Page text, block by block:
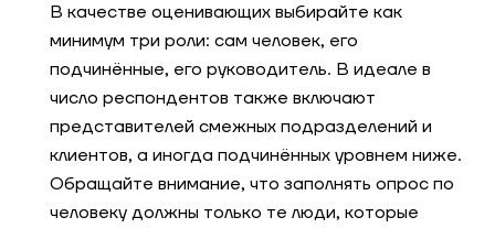
В качестве оценивающих выбирайте как
минимум три роли: сам человек, его
подчинённые, его руководитель. В идеале в
число респондентов также включают
представителей смежных подразделений и
клиентов, а иногда подчинённых уровнем ниже.
Обращайте внимание, что заполнять опрос по
человеку должны только те люди, которые